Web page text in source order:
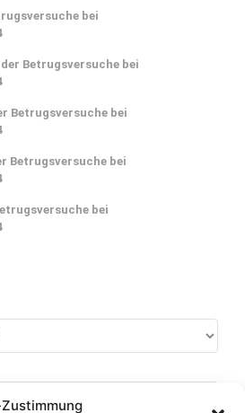
bei
Betrugsversuche bei
Betrugsversuche bei
Betrugsversuche bei
bei